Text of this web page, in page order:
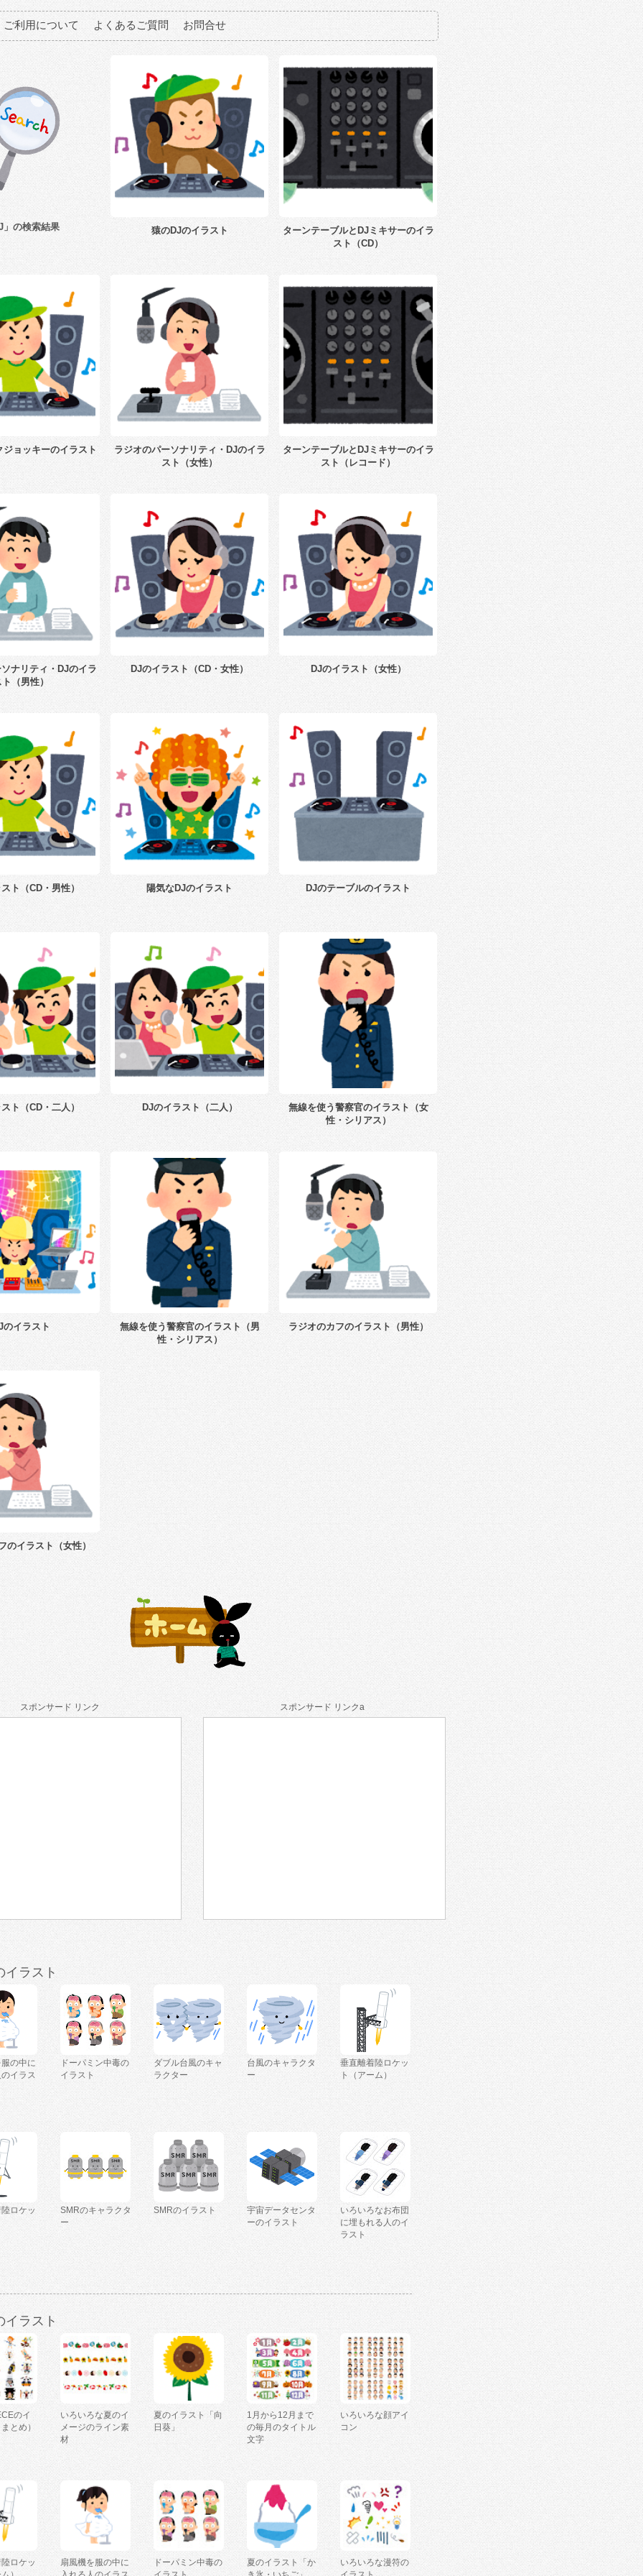
ご利用について よくあるご質問 お問合せ
」の検索結果 猿のDJのイラスト
ターンテーブルとDJミキサーのイラ
スト（CD）
ョッキーのイラスト
ラジオのパーソナリティ・DJのイラ
スト（女性）
ターンテーブルとDJミキサーのイラ
スト（レコード）
ナリティ・DJのイラ
（男性）
DJのイラスト（CD・女性） DJのイラスト（女性）
ト（CD・男性） 陽気なDJのイラスト DJのテーブルのイラスト
ト（CD・二人） DJのイラスト（二人）
無線を使う警察官のイラスト（女
性・シリアス）
のイラスト
無線を使う警察官のイラスト（男
性・シリアス）
ラジオのカフのイラスト（男性）
のイラスト（女性）
スポンサード リンク スポンサード リンクa
イラスト
の中に
イラス
ドーパミン中毒の
イラスト
ダブル台風のキャ
ラクター
台風のキャラクタ
ー
垂直離着陸ロケッ
ト（アーム）
ロケッ
SMRのキャラクタ
ー
SMRのイラスト
宇宙データセンタ
ーのイラスト
いろいろなお布団
に埋もれる人のイ
ラスト
イラスト
のイ
とめ）
いろいろな夏のイ
メージのライン素
材
夏のイラスト「向
日葵」
1月から12月まで
の毎月のタイトル
文字
いろいろな顔アイ
コン
ロケッ
扇風機を服の中に
ドーパミン中毒の
夏のイラスト「か
いろいろな漫符の